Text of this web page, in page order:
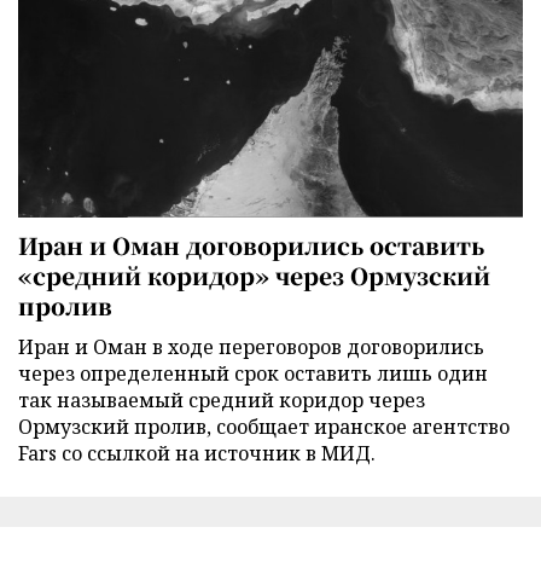
Иран и Оман договорились оставить
«средний коридор» через Ормузский
пролив
Иран и Оман в ходе переговоров договорились
через определенный срок оставить лишь один
так называемый средний коридор через
Ормузский пролив, сообщает иранское агентство
Fars со ссылкой на источник в МИД.